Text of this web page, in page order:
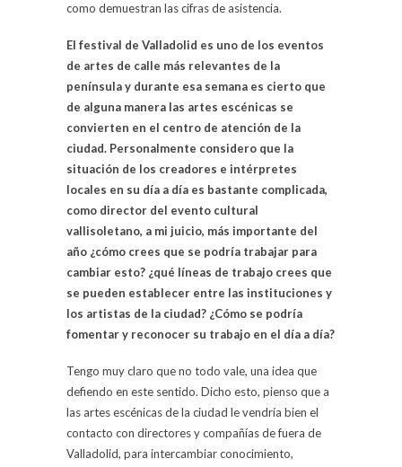
como demuestran las cifras de asistencia.
El festival de Valladolid es uno de los eventos
de artes de calle más relevantes de la
península y durante esa semana es cierto que
de alguna manera las artes escénicas se
convierten en el centro de atención de la
ciudad. Personalmente considero que la
situación de los creadores e intérpretes
locales en su día a día es bastante complicada,
como director del evento cultural
vallisoletano, a mi juicio, más importante del
año ¿cómo crees que se podría trabajar para
cambiar esto? ¿qué líneas de trabajo crees que
se pueden establecer entre las instituciones y
los artistas de la ciudad? ¿Cómo se podría
fomentar y reconocer su trabajo en el día a día?
Tengo muy claro que no todo vale, una idea que
defiendo en este sentido. Dicho esto, pienso que a
las artes escénicas de la ciudad le vendría bien el
contacto con directores y compañías de fuera de
Valladolid, para intercambiar conocimiento,